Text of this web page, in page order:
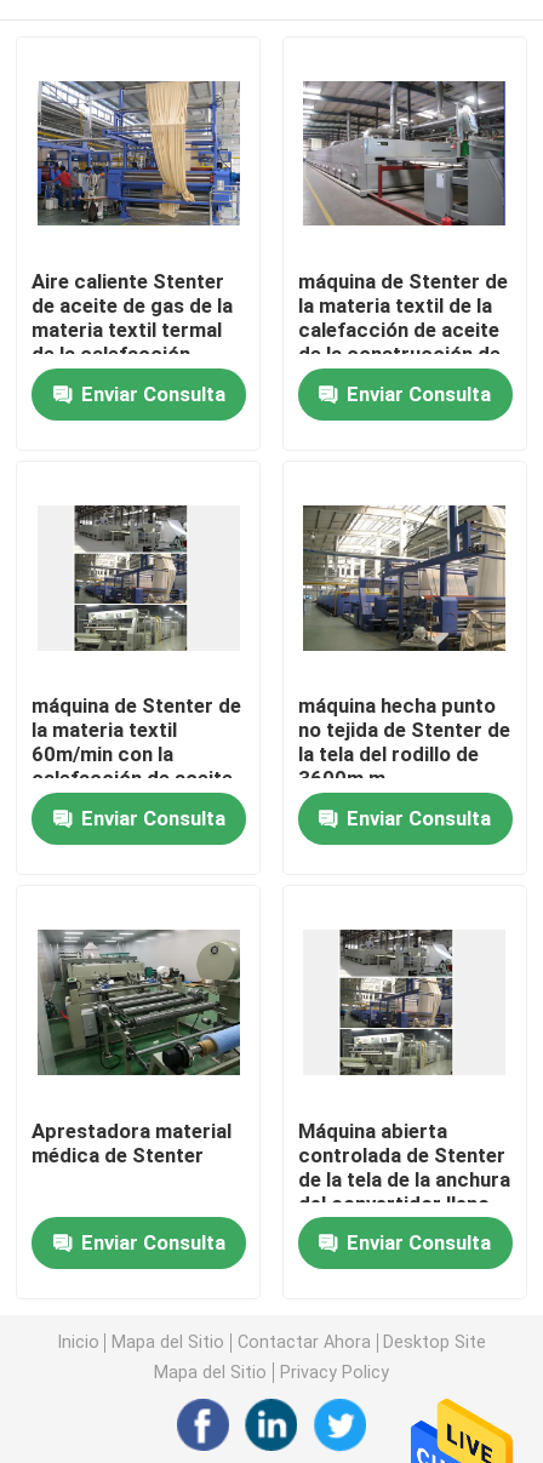
Hogar
Productos
Sobre nosotros
Control de calidad
Éntrenos en contacto con
Pida una cita
aprestadora del stenter
Máquina de Stenter del aire caliente
máquina del stenter de la materia textil
máquina del stenter de la tela
Aprestadora de la materia textil
Máquina del vapor del lazo
Relaje una máquina más seca
Aire caliente Stenter
de aceite de gas de la
materia textil termal
de la calefacción
Enviar Consulta
máquina de Stenter de
la materia textil de la
calefacción de aceite
de la construcción de
380V 220V
Enviar Consulta
máquina de Stenter de
la materia textil
60m/min con la
calefacción de aceite
de la conducción
Enviar Consulta
máquina hecha punto
no tejida de Stenter de
la tela del rodillo de
3600m m
Enviar Consulta
Aprestadora material
médica de Stenter
Enviar Consulta
Máquina abierta
controlada de Stenter
de la tela de la anchura
del convertidor lleno
Enviar Consulta
Inicio Mapa del Sitio Contactar Ahora
Desktop Site
Mapa del Sitio
Privacy Policy